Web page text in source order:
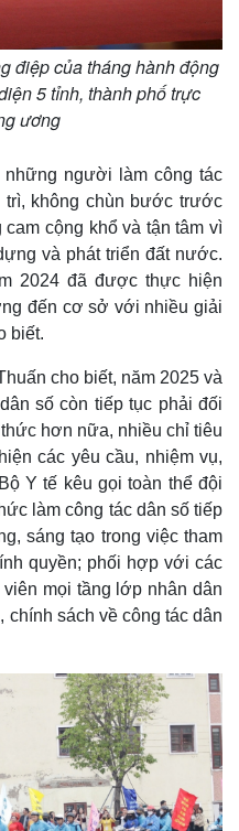
Ảnh
E-Magazine
Infographic
điệp của tháng hành động
5 tỉnh, thành phố trực
ương
những người làm công tác
không chùn bước trước
cộng khổ và tận tâm vì
và phát triển đất nước.
2024 đã được thực hiện
đến cơ sở với nhiều giải
biết.
cho biết, năm 2025 và
số còn tiếp tục phải đối
hơn nữa, nhiều chỉ tiêu
các yêu cầu, nhiệm vụ,
Y tế kêu gọi toàn thể đội
làm công tác dân số tiếp
sáng tạo trong việc tham
quyền; phối hợp với các
mọi tầng lớp nhân dân
sách về công tác dân